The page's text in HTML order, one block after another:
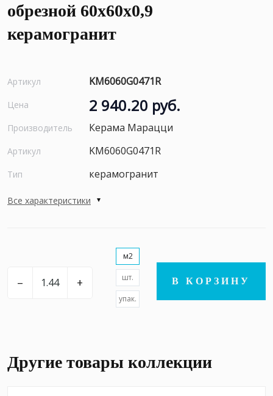
обрезной 60x60x0,9
керамогранит
Артикул KM6060G0471R
Цена 2 940.20 руб.
Производитель Керама Марацци
Артикул KM6060G0471R
Тип керамогранит
Все характеристики
– +
м2
шт.
упак.
В КОРЗИНУ
Другие товары коллекции